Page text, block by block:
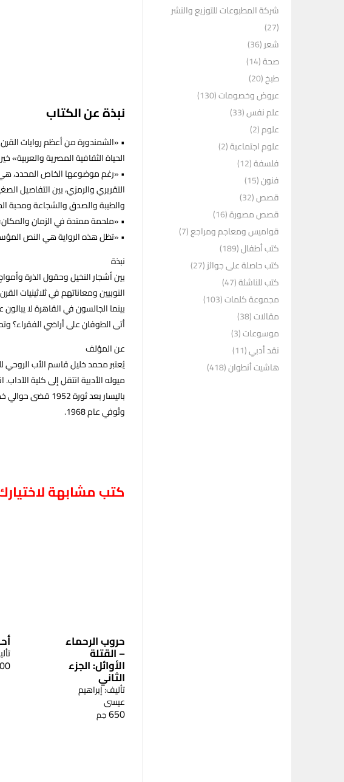
شركة المطبوعات للتوزيع والنشر
(27)
شعر(36)
صحة(14)
طبخ(20)
عروض وخصومات(130)
علم نفس(33)
علوم(2)
علوم اجتماعية(2)
فلسفة(12)
فنون(15)
قصص(32)
قصص مصورة(16)
قواميس ومعاجم ومراجع(7)
كتب أطفال(189)
كتب حاصلة على جوائز(27)
كتب للناشئة(47)
مجموعة كلمات(103)
مقالات(38)
موسوعات(3)
نقد أدبي(11)
هاشيت أنطوان(418)
نبذة عن الكتاب
• «الشمندورة من أعظم روايات
الحياة الثقافية المصرية والعربية»
• «رغم موضوعها الخاص المحدد، هي
التقريري والرمزي، بين التفاصيل
والطيبة والصدق والشجاعة ومحبة
• «ملحمة ممتدة في الزمان
• «تظل هذه الرواية هي النص
نبذة
بين أشجار النخيل وحقول الذرة
النوبيين ومعاناتهم في
بينما الجالسون في القاهرة لا
أتى الطوفان على أراضي الفقراء؟
عن المؤلف
وتُوفي عام 1968.
كتب مشابهة
حروب الرحماء
– القتلة
الأوائل: الجزء
الثاني
تأليف: إبراهيم
عيسى
650جم